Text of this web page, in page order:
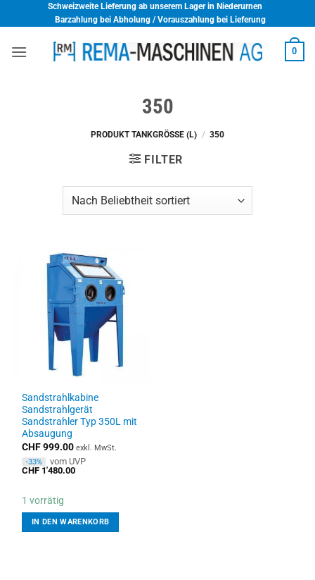
to
Schweizweite Lieferung ab unserem Lager in Niederurnen
Barzahlung bei Abholung / Vorauszahlung bei Lieferung
0
350
PRODUKT TANKGRÖSSE (L) / 350
FILTER
Sandstrahlkabine
Sandstrahlgerät
Sandstrahler Typ 350L mit
Absaugung
CHF999.00 exkl. MwSt.
-33%
vom UVP
CHF 1'480.00
1 vorrätig
IN DEN WARENKORB